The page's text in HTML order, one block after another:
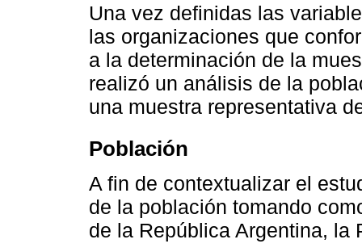
Una vez definidas las
las organizaciones que
a la determinación de la
realizó un análisis de la
una muestra representativa
Población
A fin de contextualizar el
de la población tomando
de la República Argentina, la